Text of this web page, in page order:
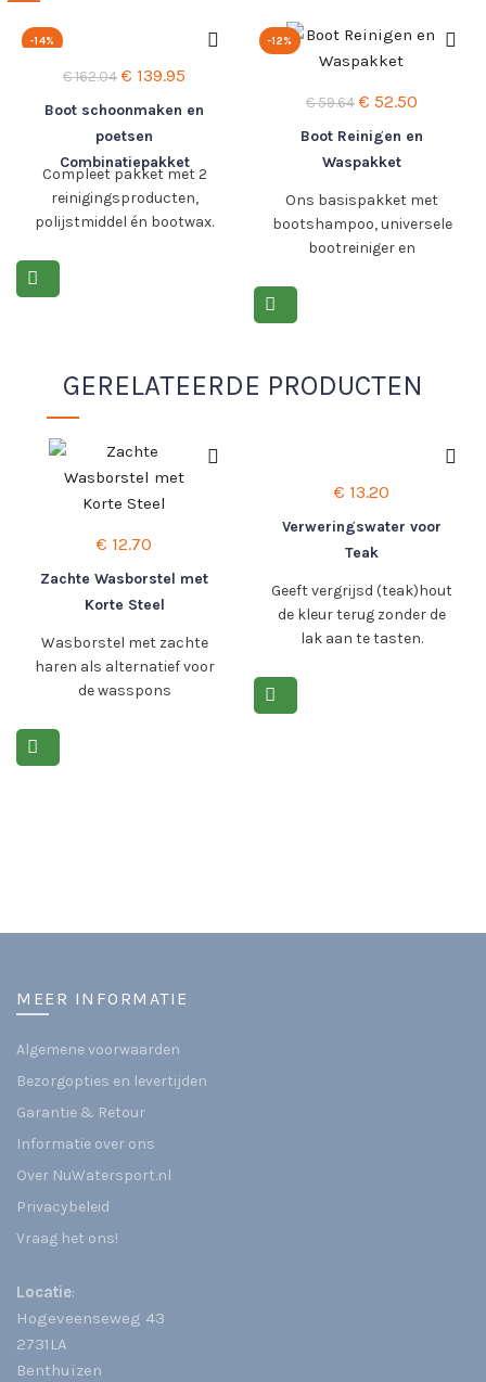
-14%
€162.04 Oorspronkelijke
was:
€ 162.04.
€ 139.95
€ 139.95.
Boot schoonmaken en
poetsen
Combinatiepakket
Compleet pakket met 2
reinigingsproducten,
polijstmiddel én bootwax.
-12%
€59.64 Oorspronkelijke
prijs
was:
€ 52.50
Boot Reinigen en
Waspakket
Ons basispakket met
bootshampoo, universele
bootreiniger en
GERELATEERDE PRODUCTEN
€ 12.70
Zachte Wasborstel met
Korte Steel
Wasborstel met zachte
haren als alternatief voor
de wasspons
€ 13.20
Verweringswater voor
Teak
Geeft vergrijsd (teak)hout
de kleur terug zonder de
lak aan te tasten.
MEER INFORMATIE
Algemene voorwaarden
Bezorgopties en levertijden
Garantie & Retour
Informatie over ons
Over NuWatersport.nl
Privacybeleid
Vraag het ons!
Locatie:
Hogeveenseweg 43
2731LA
Benthuizen